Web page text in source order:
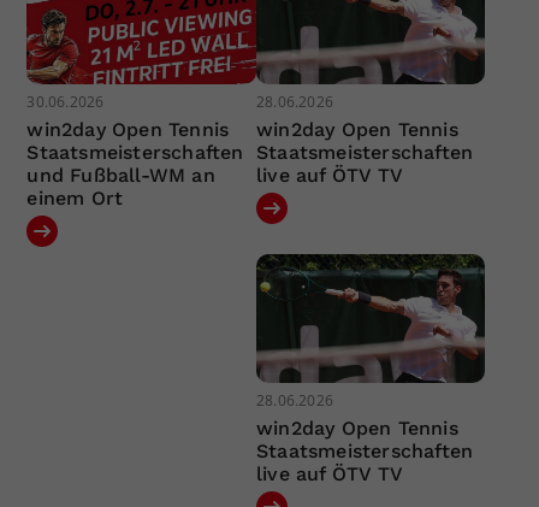
30.06.2026
win2day Open Tennis
Staatsmeisterschaften
und Fußball-WM an
einem Ort
28.06.2026
win2day Open Tennis
Staatsmeisterschaften
live auf ÖTV TV
28.06.2026
win2day Open Tennis
Staatsmeisterschaften
live auf ÖTV TV